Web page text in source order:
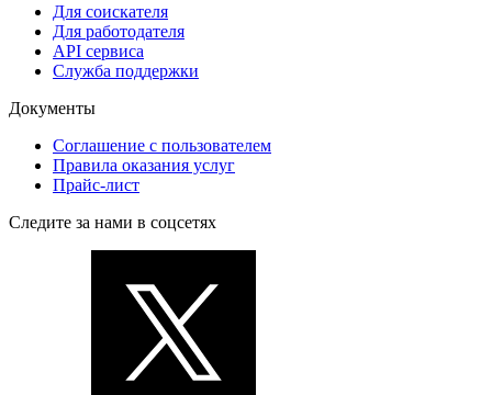
Для соискателя
Для работодателя
API сервиса
Служба поддержки
Документы
Соглашение с пользователем
Правила оказания услуг
Прайс-лист
Следите за нами в соцсетях